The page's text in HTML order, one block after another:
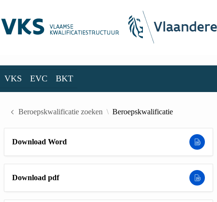
VKS EVC BKT
Beroepskwalificatie zoeken Beroepskwalificatie
Download Word
Download pdf